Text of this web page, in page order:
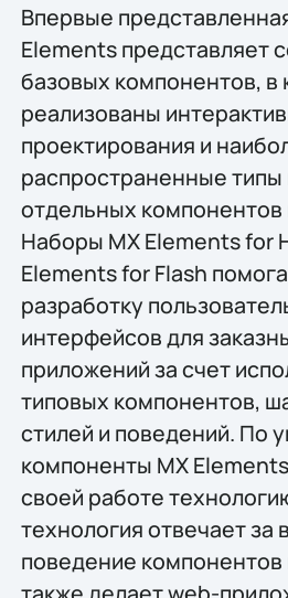
Впервые
Elements представляет
базовых компонентов, в
реализованы
проектирования и
распространенные
отдельных
Наборы MX Elements for
Elements for Flash
разработку
интерфейсов для
приложений за счет
типовых компонентов,
стилей и поведений. По
компоненты MX
своей работе
технология отвечает за
поведение